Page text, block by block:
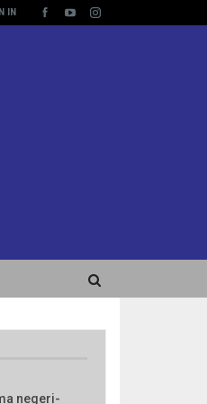
IN
negeri-